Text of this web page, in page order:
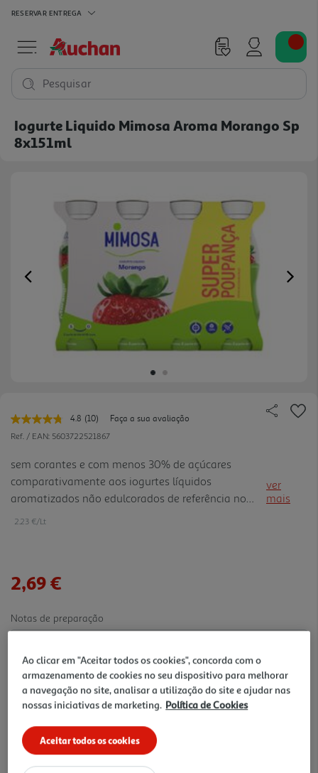
RESERVAR ENTREGA
Pesquisar
Iogurte Liquido Mimosa Aroma Morango Sp
8x151ml
Previous
4.8 Leu
10
para
a
mesma
página.
(10)
Faça a sua avaliação
Ref. / EAN: 5603722521867
sem corantes e com menos 30% de açúcares
comparativamente aos iogurtes líquidos
aromatizados não edulcorados de referência no
mercado.
ver
mais
2.23 €/Lt
2,69 €
Notas de preparação
Ao clicar em "Aceitar todos os cookies", concorda com o
armazenamento de cookies no seu dispositivo para melhorar
a navegação no site, analisar a utilização do site e ajudar nas
nossas iniciativas de marketing. Política de Cookies
Aceitar todos os cookies